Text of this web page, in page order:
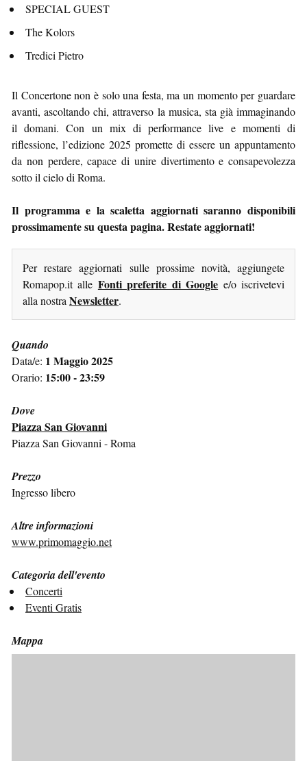
SPECIAL GUEST
The Kolors
Tredici Pietro
Il Concertone non è solo una festa, ma un momento per guardare
avanti, ascoltando chi, attraverso la musica, sta già immaginando
il domani. Con un mix di performance live e momenti di
riflessione, l’edizione 2025 promette di essere un appuntamento
da non perdere, capace di unire divertimento e consapevolezza
sotto il cielo di Roma.
Il programma e la scaletta aggiornati saranno disponibili
prossimamente su questa pagina. Restate aggiornati!
Per restare aggiornati sulle prossime novità, aggiungete
Romapop.it alle Fonti preferite di Google e/o iscrivetevi
alla nostra Newsletter.
Quando
Data/e: 1 Maggio 2025
Orario: 15:00 - 23:59
Dove
Piazza San Giovanni
Piazza San Giovanni - Roma
Prezzo
Ingresso libero
Altre informazioni
www.primomaggio.net
Categoria dell'evento
Concerti
Eventi Gratis
Mappa